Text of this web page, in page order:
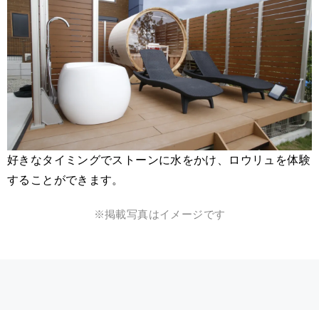
好きなタイミングでストーンに水をかけ、ロウリュを体験
することができます。
※掲載写真はイメージです